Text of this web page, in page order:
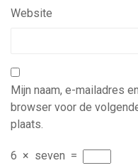
Website
Mijn naam, e-mailadres
browser voor de
plaats.
6 × seven =